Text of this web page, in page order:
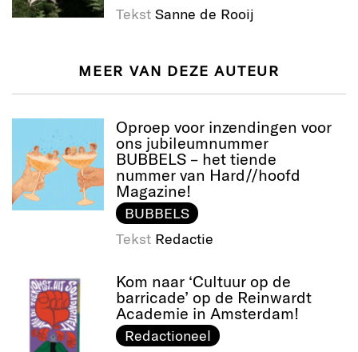
Tekst Sanne de Rooij
MEER VAN DEZE AUTEUR
Oproep voor inzendingen voor
ons jubileumnummer
BUBBELS – het tiende
nummer van Hard//hoofd
Magazine!
BUBBELS
Tekst Redactie
Kom naar ‘Cultuur op de
barricade’ op de Reinwardt
Academie in Amsterdam!
Redactioneel